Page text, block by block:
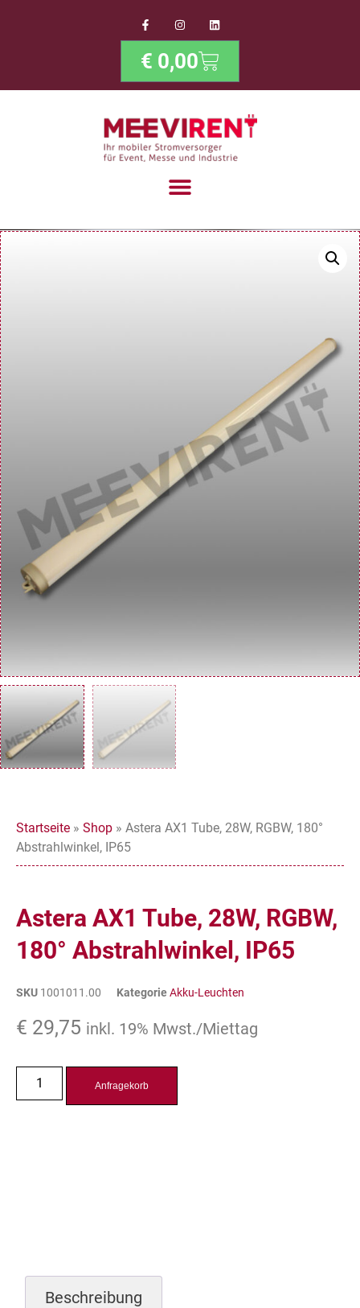
€ 0,00
Startseite » Shop » Astera AX1 Tube, 28W, RGBW, 180°
Abstrahlwinkel, IP65
Astera AX1 Tube, 28W, RGBW,
180° Abstrahlwinkel, IP65
SKU 1001011.00 KategorieAkku-Leuchten
€ 29,75 inkl. 19% Mwst./Miettag
Anfragekorb
Beschreibung